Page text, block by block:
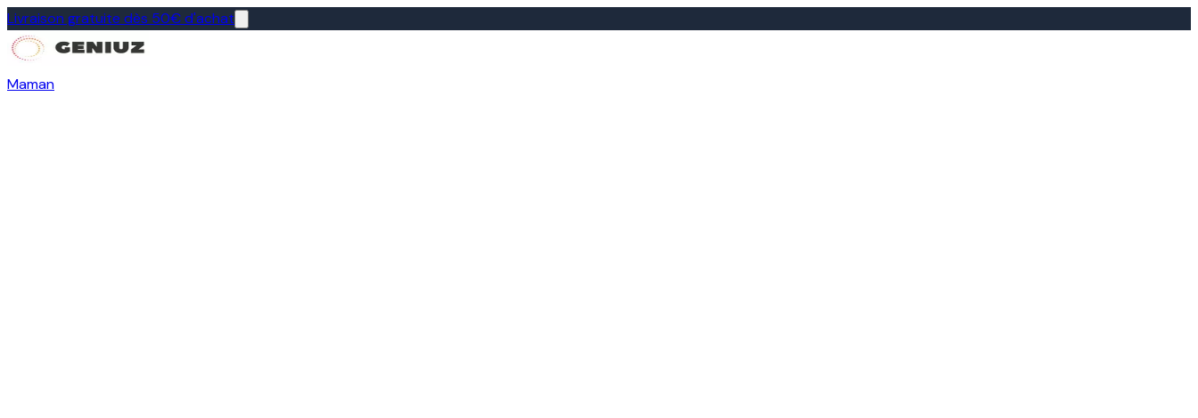
Livraison gratuite dès 50€ d'achat
Maman